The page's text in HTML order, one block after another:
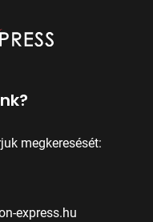
megkeresését:
express.hu